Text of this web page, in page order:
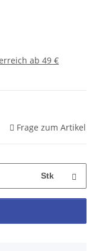
ab 49 €
Frage zum Artikel
Stk